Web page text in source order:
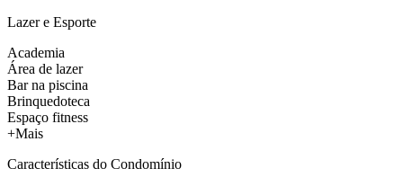
Lazer e Esporte
Academia
Área de lazer
Bar na piscina
Brinquedoteca
Espaço fitness
+Mais
Características do Condomínio